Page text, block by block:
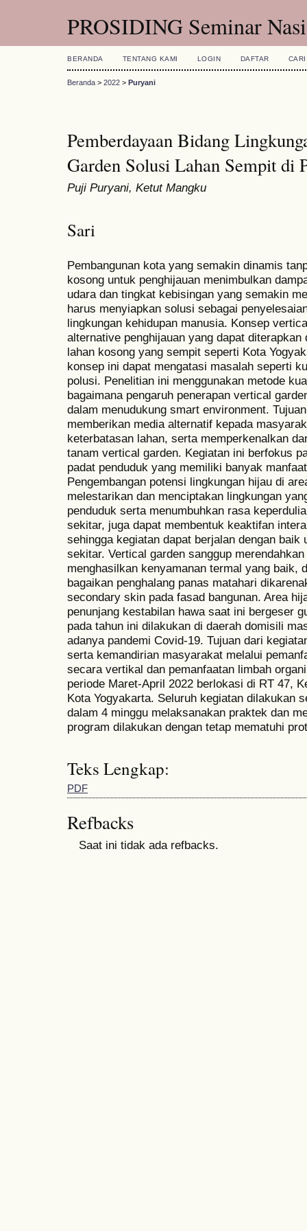
PROSIDING Seminar
BERANDA TENTANG KAMI LOGIN DAFTAR CARI
Beranda > 2022 > Puryani
Pemberdayaan Bidang
Garden Solusi Lahan Sempit di
Puji Puryani, Ketut Mangku
Sari
Pembangunan kota yang semakin dinamis
kosong untuk penghijauan menimbulkan
udara dan tingkat kebisingan yang semakin
harus menyiapkan solusi sebagai
lingkungan kehidupan manusia. Konsep
alternative penghijauan yang dapat
lahan kosong yang sempit seperti Kota
konsep ini dapat mengatasi masalah seperti
polusi. Penelitian ini menggunakan metode
bagaimana pengaruh penerapan vertical
dalam menudukung smart environment.
memberikan media alternatif kepada
keterbatasan lahan, serta memperkenalkan
tanam vertical garden. Kegiatan ini berfokus
padat penduduk yang memiliki banyak
Pengembangan potensi lingkungan hijau di
melestarikan dan menciptakan lingkungan
penduduk serta menumbuhkan rasa
sekitar, juga dapat membentuk keaktifan
sehingga kegiatan dapat berjalan dengan baik
sekitar. Vertical garden sanggup
menghasilkan kenyamanan termal yang baik,
bagaikan penghalang panas matahari
secondary skin pada fasad bangunan. Area
penunjang kestabilan hawa saat ini bergeser
pada tahun ini dilakukan di daerah domisili
adanya pandemi Covid-19. Tujuan dari
serta kemandirian masyarakat melalui
secara vertikal dan pemanfaatan limbah
periode Maret-April 2022 berlokasi di RT 47,
Kota Yogyakarta. Seluruh kegiatan dilakukan
dalam 4 minggu melaksanakan praktek dan
program dilakukan dengan tetap mematuhi
Teks Lengkap:
PDF
Refbacks
Saat ini tidak ada refbacks.